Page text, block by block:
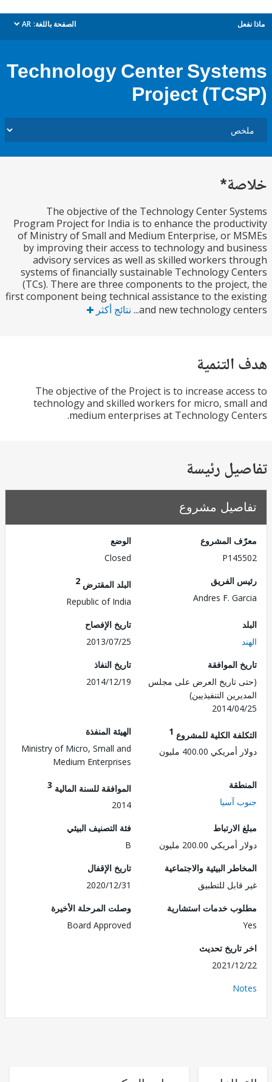
الصفحة باللغة: AR
dropdown
Technology Center
Project
The objective of the Technology Center
Program Project for India is to enhance the
of Ministry of Small and Medium Enterprise, or
by improving their access to technology and
advisory services as well as skilled workers
systems of financially sustainable Technology
(TCs). There are three components to the
first component being technical assistance to the
and new technology نتائج أكثر
The objective of the Project is to increase
technology and skilled workers for micro,
medium enterprises at Technology
رئيسة
مشروع
المشروع
الفريق
Andres F.
البلد المقترض
Republic of India
تاريخ الإفصاح
2013/07/25
الموافقة
تاريخ العرض على مجلس
التنفيذيين)
2014/
تاريخ النفاذ
2014/12/19
الكلية للمشروع1
400.00 مليون
الهيئة المنفذة
Ministry of Micro, Small and
Medium Enterprises
آسيا
الموافقة للسنة المالية3
200.00 مليون
فئة التصنيف البيئي
B
البيئية والاجتماعية
للتطبيق
تاريخ الإقفال
2020/12/31
خدمات استشارية
وصلت المرحلة الأخيرة
Board Approved
تحديث
2021/